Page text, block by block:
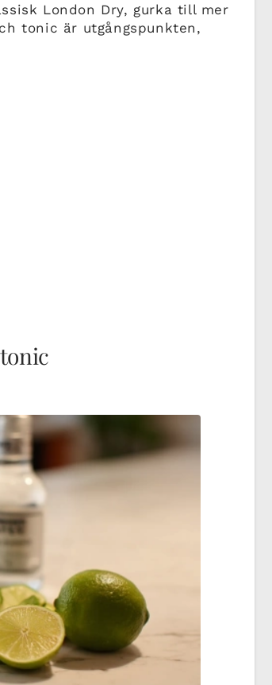
London Dry, gurka till mer
tonic är utgångspunkten,